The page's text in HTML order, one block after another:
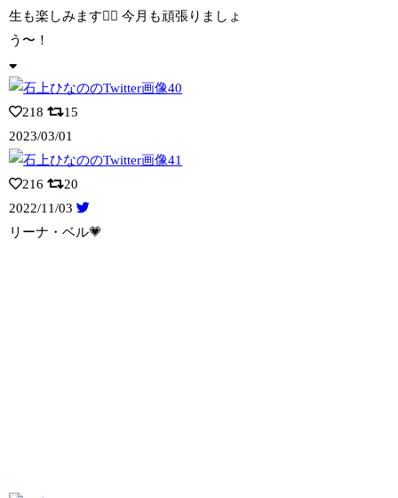
生も楽しみます👍🏻 今月も頑張りましょ
う〜！
218
15
2023/03/01
216
20
2022/11/03
リーナ・ベル💗